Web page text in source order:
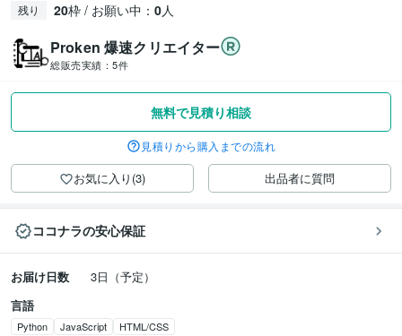
残り 20枠 / お願い中： 0人
Proken 爆速クリエイター
総販売実績： 5件
無料で見積り相談
見積りから購入までの流れ
お気に入り(3) 出品者に質問
ココナラの安心保証
お届け日数
3日（予定）
言語
Python JavaScript HTML/CSS